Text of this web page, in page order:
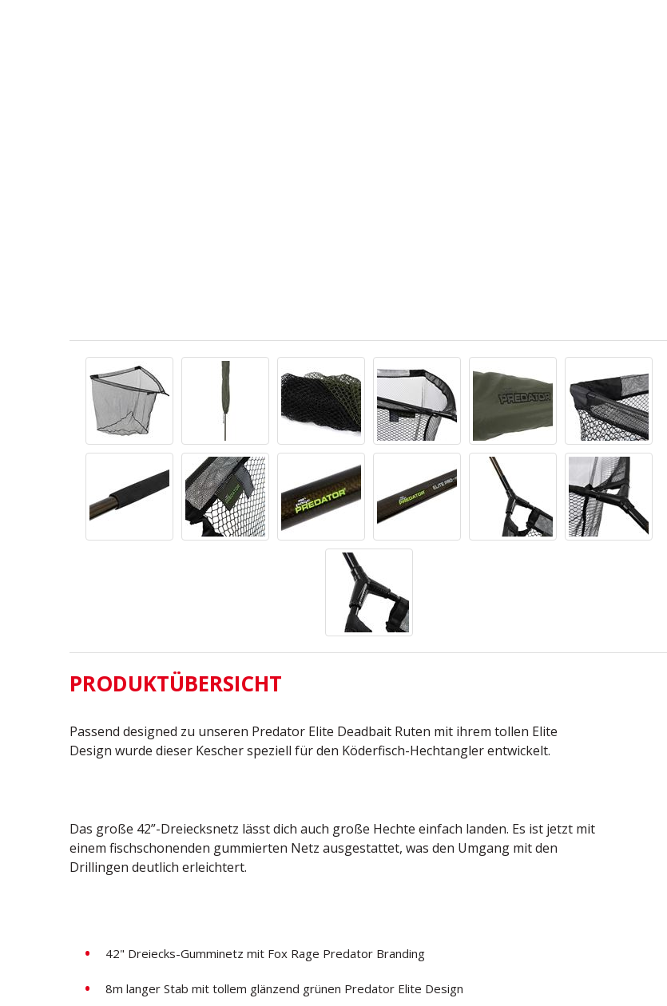
PRODUKTÜBERSICHT
Passend designed zu unseren Predator Elite Deadbait Ruten mit ihrem tollen Elite
Design wurde dieser Kescher speziell für den Köderfisch-Hechtangler entwickelt.
Das große 42”-Dreiecksnetz lässt dich auch große Hechte einfach landen. Es ist jetzt mit
einem fischschonenden gummierten Netz ausgestattet, was den Umgang mit den
Drillingen deutlich erleichtert.
42" Dreiecks-Gumminetz mit Fox Rage Predator Branding
8m langer Stab mit tollem glänzend grünen Predator Elite Design